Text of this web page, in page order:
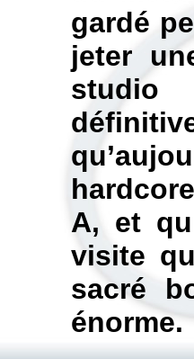
gardé
jeter
A, et
visite
sacré
énorme.